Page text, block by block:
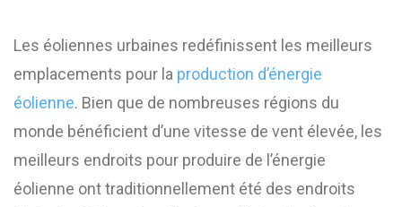
Les éoliennes urbaines redéfinissent les meilleurs
emplacements pour la production d’énergie
éolienne. Bien que de nombreuses régions du
monde bénéficient d’une vitesse de vent élevée, les
meilleurs endroits pour produire de l’énergie
éolienne ont traditionnellement été des endroits